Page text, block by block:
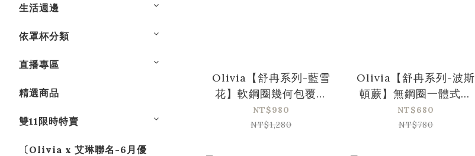
生活週邊
依罩杯分類
直播專區
精選商品
雙11限時特賣
〔Olivia x 艾琳聯名-6月優
Olivia【舒冉系列-藍雪
花】軟鋼圈幾何包覆收
副乳集中內衣-素面黑
NT$980
NT$1,280
Olivia【舒冉系列-波斯
頓蕨】無鋼圈一體式法
式蕾絲內衣-黑色
NT$680
NT$780